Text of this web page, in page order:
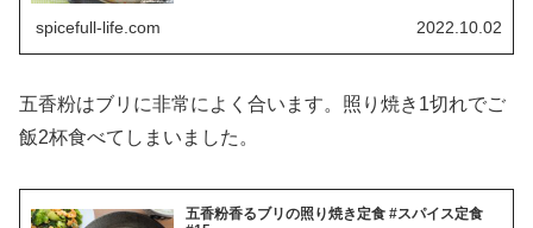
spicefull-life.com 2022.10.02
五香粉はブリに非常によく合います。照り焼き1切れでご
飯2杯食べてしまいました。
五香粉香るブリの照り焼き定食 #スパイス定食